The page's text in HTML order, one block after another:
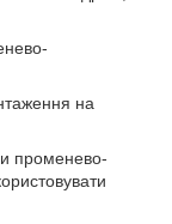
на
променево-